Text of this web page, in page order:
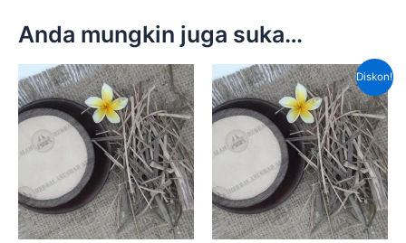
Anda mungkin juga suka…
Diskon!
Harga
aslinya
adalah:
Rp70,000.00.
Harga
saat
ini